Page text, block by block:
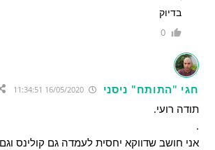
בדיוק
0
חגי "התותח" ניסני 16/05/2020 11:34:51
תודה רועי.
.
אני חושב שדווקא יחסית לעמדה גם קולינס